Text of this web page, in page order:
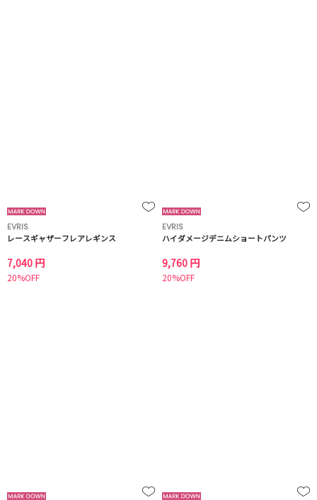
EVRIS
レースギャザーフレアレギンス
7,040 円
20%OFF
EVRIS
ハイダメージデニムショートパンツ
9,760 円
20%OFF